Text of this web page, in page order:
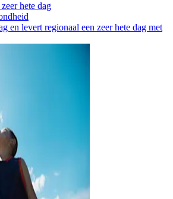
hete dag
en levert regionaal een zeer hete dag met